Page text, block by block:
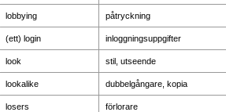
lobbying påtryckning
(ett) login inloggningsuppgifter
look stil, utseende
lookalike dubbelgångare, kopia
losers förlorare